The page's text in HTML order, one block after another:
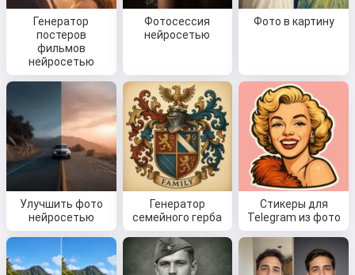
Генератор
постеров
фильмов
нейросетью
Фотосессия
нейросетью
Фото в картину
Улучшить фото
нейросетью
Генератор
семейного герба
Стикеры для
Telegram из фото